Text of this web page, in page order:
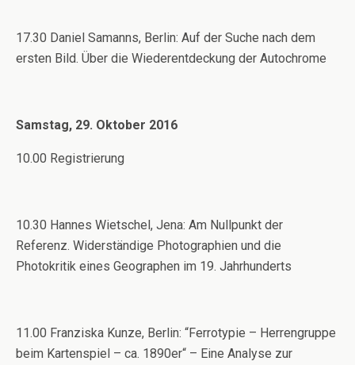
17.30 Daniel Samanns, Berlin: Auf der Suche nach dem
ersten Bild. Über die Wiederentdeckung der Autochrome
Samstag, 29. Oktober 2016
10.00 Registrierung
10.30 Hannes Wietschel, Jena: Am Nullpunkt der
Referenz. Widerständige Photographien und die
Photokritik eines Geographen im 19. Jahrhunderts
11.00 Franziska Kunze, Berlin: “Ferrotypie – Herrengruppe
beim Kartenspiel – ca. 1890er“ – Eine Analyse zur